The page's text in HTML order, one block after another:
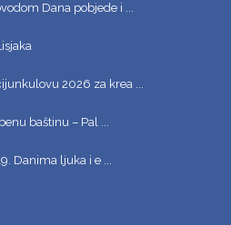
Dana pobjede i ...
2026 za krea ...
baštinu – Pal ...
Danima ljuka i e ...